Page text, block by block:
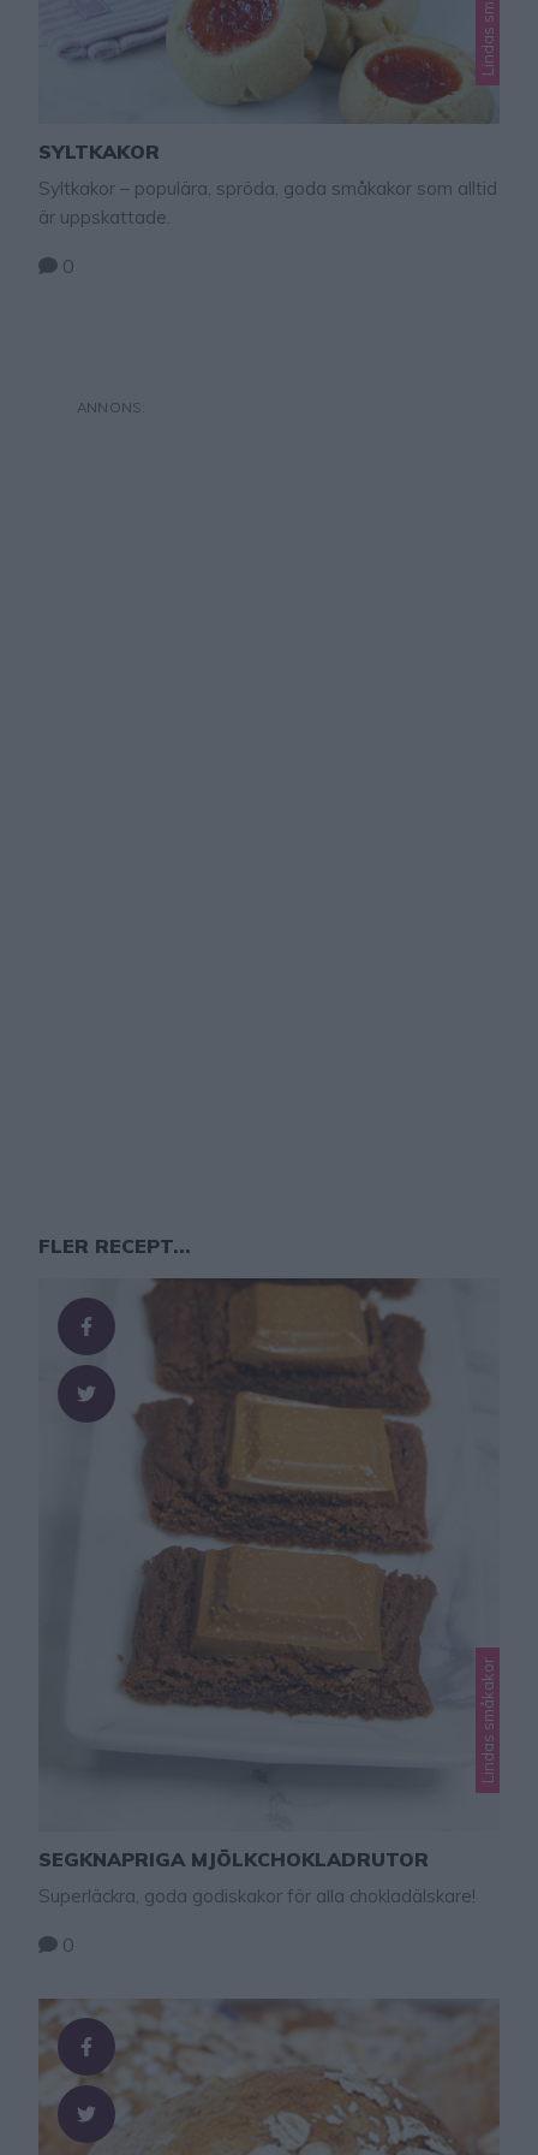
SYLTKAKOR
Syltkakor – populära, spröda, goda småkakor som alltid
är uppskattade.
0
FLER RECEPT...
Lindas småkakor
SEGKNAPRIGA MJÖLKCHOKLADRUTOR
Superläckra, goda godiskakor för alla chokladälskare!
0